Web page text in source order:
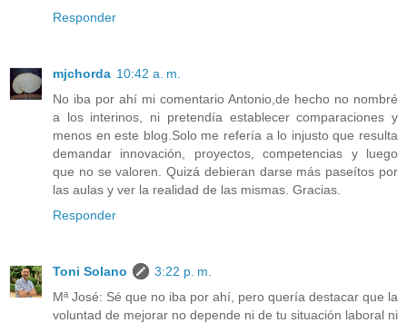
Responder
mjchorda 10:42 a. m.
No iba por ahí mi comentario Antonio,de hecho no nombré
a los interinos, ni pretendía establecer comparaciones y
menos en este blog.Solo me refería a lo injusto que resulta
demandar innovación, proyectos, competencias y luego
que no se valoren. Quizá debieran darse más paseítos por
las aulas y ver la realidad de las mismas. Gracias.
Responder
Toni Solano
3:22 p. m.
Mª José: Sé que no iba por ahí, pero quería destacar que la
voluntad de mejorar no depende ni de tu situación laboral ni